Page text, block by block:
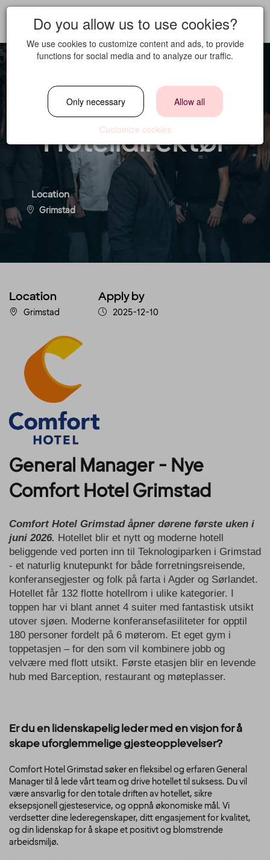
General Manager /
Hotelldirektør
Location
Grimstad
Location
Grimstad
Apply by
2025-12-10
General Manager - Nye
Comfort Hotel Grimstad
Comfort Hotel Grimstad åpner dørene første uken i
juni 2026. Hotellet blir et nytt og moderne hotell
beliggende ved porten inn til Teknologiparken i Grimstad
- et naturlig knutepunkt for både forretningsreisende,
konferansegjester og folk på farta i Agder og Sørlandet.
Hotellet får 132 flotte hotellrom i ulike kategorier. I
toppen har vi blant annet 4 suiter med fantastisk utsikt
utover sjøen. Moderne konferansefasiliteter for opptil
180 personer fordelt på 6 møterom. Et eget gym i
toppetasjen – for den som vil kombinere jobb og
velvære med flott utsikt. Første etasjen blir en levende
hub med Barception, restaurant og møteplasser.
Er du en lidenskapelig leder med en visjon for å
skape uforglemmelige gjesteopplevelser?
Comfort Hotel Grimstad søker en fleksibel og erfaren General
Manager til å lede vårt team og drive hotellet til suksess. Du vil
være ansvarlig for den totale driften av hotellet, sikre
eksepsjonell gjesteservice, og oppnå økonomiske mål. Vi
verdsetter dine lederegenskaper, ditt engasjement for kvalitet,
og din lidenskap for å skape et positivt og blomstrende
arbeidsmiljø.
Do you allow us to use cookies?
We use cookies to customize content and ads, to provide
functions for social media and to analyze our traffic.
Only necessary Allow all
Customize cookies